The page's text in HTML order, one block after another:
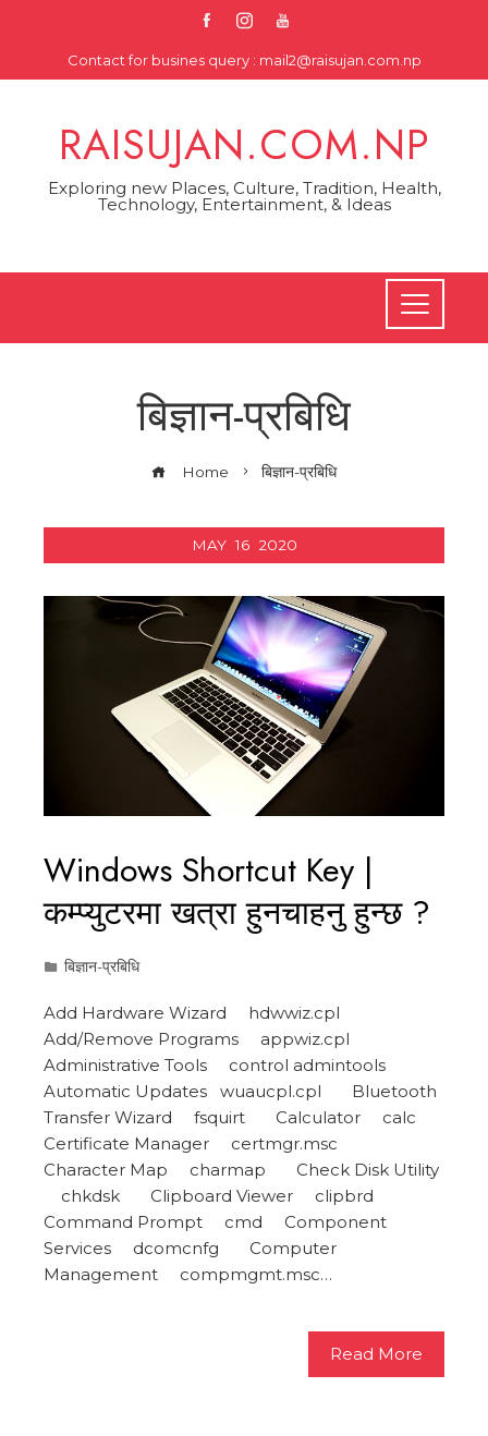
Contact for busines query : mail2@raisujan.com.np
RAISUJAN.COM.NP
Exploring new Places, Culture, Tradition, Health,
Technology, Entertainment, & Ideas
बिज्ञान-प्रबिधि
Home बिज्ञान-प्रबिधि
MAY 16 2020
Windows Shortcut Key |
कम्प्युटरमा खत्रा हुनचाहनु हुन्छ ?
बिज्ञान-प्रबिधि
Add Hardware Wizard hdwwiz.cpl
Add/Remove Programs appwiz.cpl
Administrative Tools control admintools
Automatic Updates wuaucpl.cpl Bluetooth
Transfer Wizard fsquirt Calculator calc
Certificate Manager certmgr.msc
Character Map charmap Check Disk Utility
chkdsk Clipboard Viewer clipbrd
Command Prompt cmd Component
Services dcomcnfg Computer
Management compmgmt.msc…
Read More